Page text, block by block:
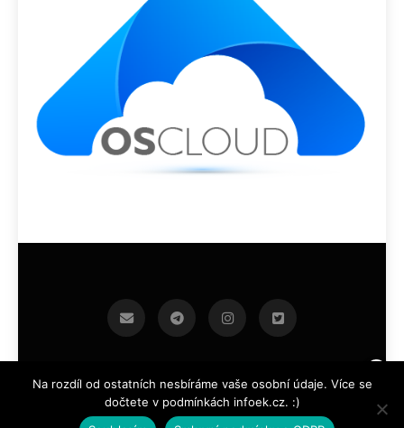
infoek.cz 2026.Developed By BlazeThemes .
Na rozdíl od ostatních nesbíráme vaše osobní údaje. Více se
dočtete v podmínkách infoek.cz. :)